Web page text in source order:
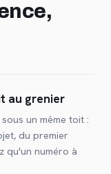
au grenier
un même toit :
du premier
qu'un numéro à